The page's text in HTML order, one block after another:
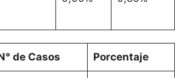
de Casos Porcentaje